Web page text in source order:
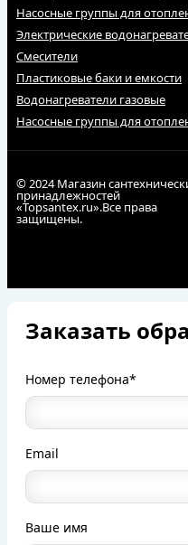
Насосные группы для
Электрические
Смесители
Пластиковые баки и емкости
Водонагреватели газовые
Насосные группы для
© 2024 Магазин
принадлежностей
«Topsantex.ru».Все права
защищены.
Заказать
Номер телефона*
Email
Ваше имя